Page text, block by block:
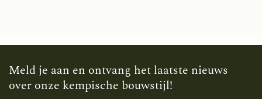
Meld je aan en ontvang het laatste nieuws
over onze kempische bouwstijl!